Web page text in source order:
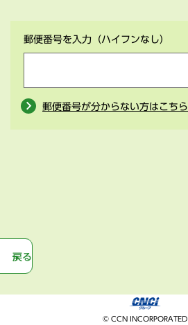
郵便番号を入力 （ハイフンなし）
郵便番号が分からない方はこちら
戻る
© CCN INCORPORATED